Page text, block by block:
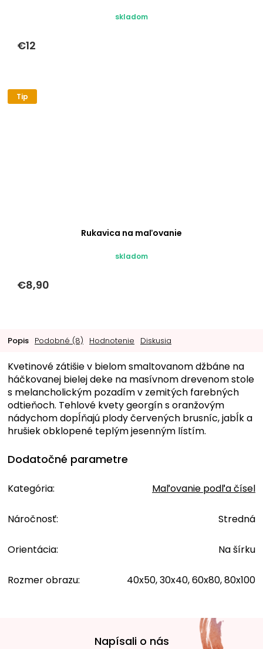
skladom
€12
Tip
Rukavica na maľovanie
skladom
€8,90
Popis Podobné (8) Hodnotenie Diskusia
Kvetinové zátišie v bielom smaltovanom džbáne na
háčkovanej bielej deke na masívnom drevenom stole
s melancholickým pozadím v zemitých farebných
odtieňoch. Tehlové kvety georgín s oranžovým
nádychom dopĺňajú plody červených brusníc, jabĺk a
hrušiek obklopené teplým jesenným lístím.
Dodatočné parametre
Kategória: Maľovanie podľa čísel
Náročnosť: Stredná
Orientácia: Na šírku
Rozmer obrazu: 40x50, 30x40, 60x80, 80x100
Napísali o nás